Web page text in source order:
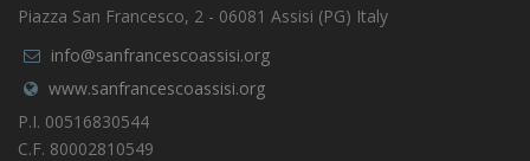
Piazza San Francesco, 2 - 06081 Assisi (PG) Italy
info@sanfrancescoassisi.org
www.sanfrancescoassisi.org
P.I. 00516830544
C.F. 80002810549